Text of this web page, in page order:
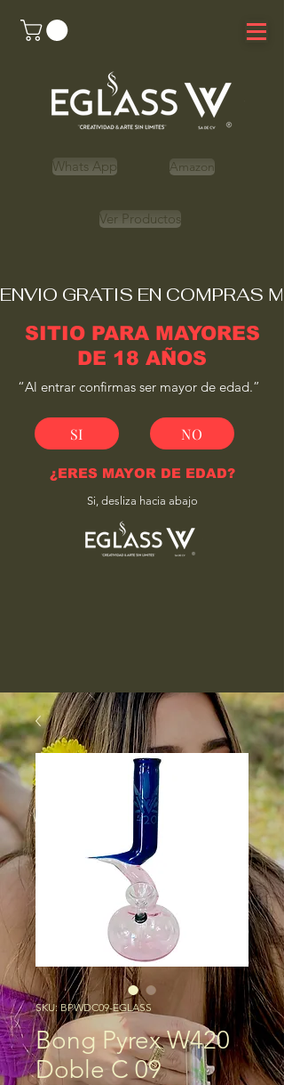
Ver Productos
ENVIO GRATIS EN COMPRAS
SITIO PARA MAYORES
DE 18 AÑOS
“Al entrar confirmas ser mayor de edad.”
SI NO
¿ERES MAYOR DE EDAD?
Si, desliza hacia abajo
Whats App Amazon
SKU: BPWDC09-EGLASS
Bong Pyrex W420
Doble C 09